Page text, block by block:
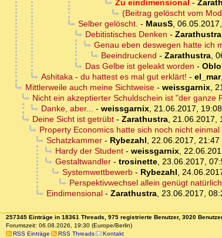
Zu eindimensional -
(Beitrag gelöscht vom
Selber gelöscht. - MausS,
Debitistisches Denken - Zarathustra
Genau eben deswegen hatte ich
Beeindruckend - Zarathustra,
Das Gelbe ist geleakt worden -
Ashitaka - du hattest es mal gut erklärt! - el_mar,
Mittlerweile auch meine Sichtweise- weissgarnix,
Nicht ein akzeptierter Schuldschein ist "der ganze
Danke, aber... - weissgarnix, 21.06.2017, 19:08
Deine Sicht ist getrübt- Zarathustra, 21.06.2017,
Property Economics hatte sich noch nicht
Schatzkammer- Rybezahl, 22.06.2017, 21:47
Hardy der Student- weissgarnix,
Gestaltwandler- trosinette, 23.06.2017,
Systemwettbewerb- Rybezahl,
Perspektivwechsel allein genügt
Eindimensional- Zarathustra, 23.06.2017,
257345 Einträge in 18361 Threads, 975 registrierte Benutzer, 3020
Forumszeit: 06.08.2026, 19:30 (Europe/Berlin)
RSS Einträge
RSS Threads Kontakt